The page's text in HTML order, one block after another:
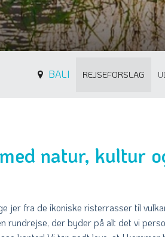
BALI REJSEFORSLAG
natur, kultur
jer fra de ikoniske risterrasser til
rundrejse, der byder på alt det vi